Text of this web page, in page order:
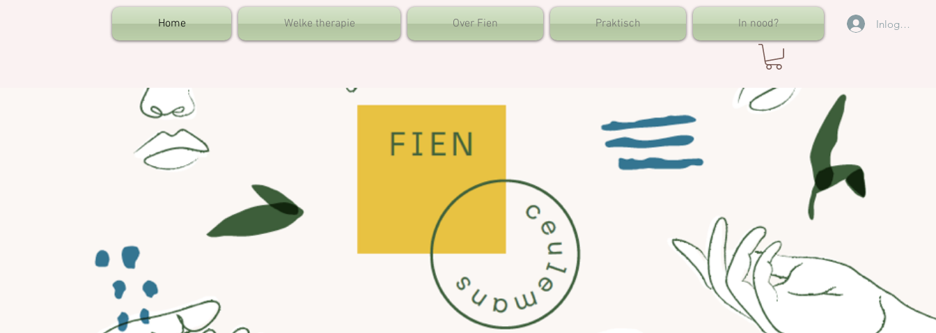
Home Welke therapie Over Fien Praktisch In nood? Inloggen